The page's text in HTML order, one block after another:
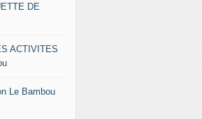
DE
ACTIVITES
Le Bambou